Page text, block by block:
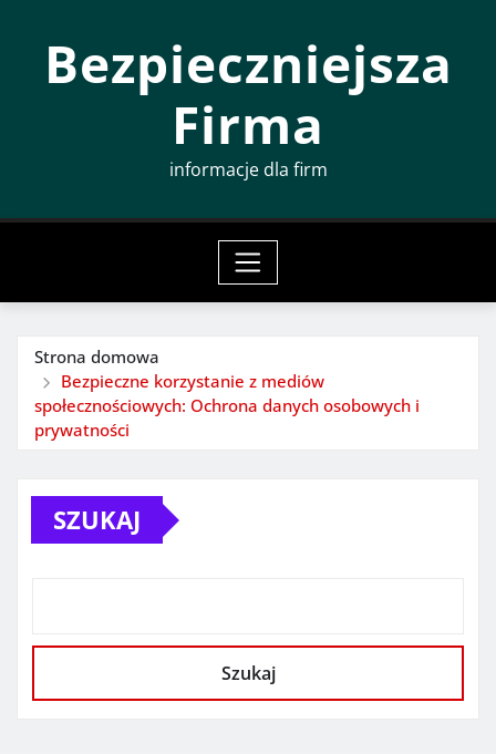
Bezpieczniejsza
Firma
informacje dla firm
Strona domowa
Bezpieczne korzystanie z mediów
społecznościowych: Ochrona danych osobowych i
prywatności
SZUKAJ
Szukaj